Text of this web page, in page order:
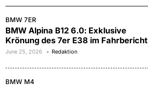
BMW 7ER
BMW Alpina B12 6.0: Exklusive
Krönung des 7er E38 im Fahrbericht
June 25, 2026 Redaktion
BMW M4